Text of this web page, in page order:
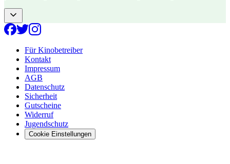
Für Kinobetreiber
Kontakt
Impressum
AGB
Datenschutz
Sicherheit
Gutscheine
Widerruf
Jugendschutz
Cookie Einstellungen